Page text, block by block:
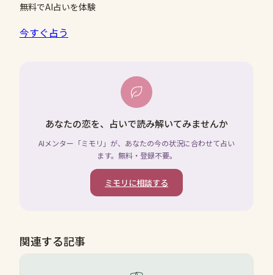
無料でAI占いを体験
今すぐ占う
あなたの恋を、占いで読み解いてみませんか
AIメンター「ミモリ」が、あなたの今の状況に合わせて占い
ます。無料・登録不要。
ミモリに相談する
関連する記事